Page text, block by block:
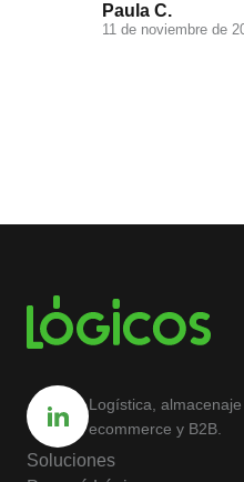
Paula C.
11 de noviembre de
Logística,
ecommerce y B2B.
Soluciones